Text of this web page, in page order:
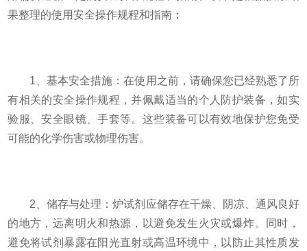
果整理的使用安全操作规程和指南：
1、基本安全措施：在使用之前，请确保您已经熟悉了所
有相关的安全操作规程，并佩戴适当的个人防护装备，如实
验服、安全眼镜、手套等。这些装备可以有效地保护您免受
可能的化学伤害或物理伤害。
2、储存与处理：炉试剂应储存在干燥、阴凉、通风良好
的地方，远离明火和热源，以避免发生火灾或爆炸。同时，
避免将试剂暴露在阳光直射或高温环境中，以防止其性质发